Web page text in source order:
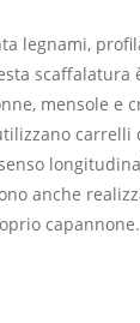
legnami,
scaffalatura
mensole e
carrelli
anche